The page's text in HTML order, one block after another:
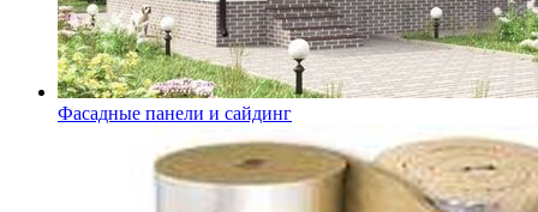
Фасадные панели и сайдинг